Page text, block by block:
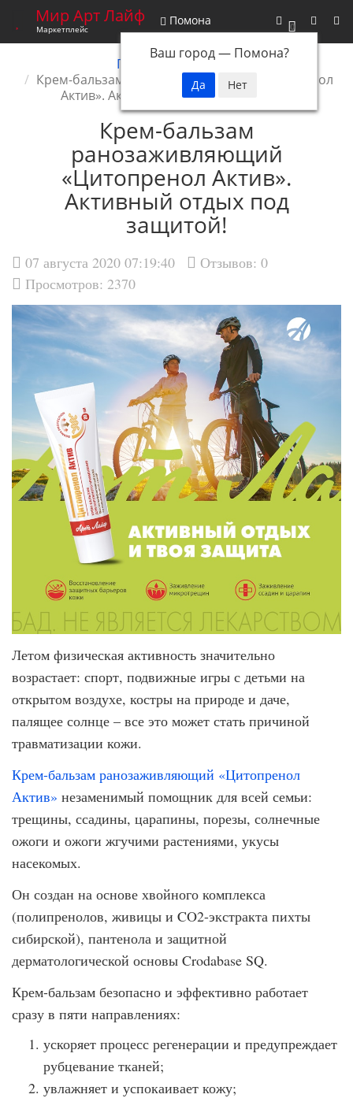
0
Мир Арт Лайф
Маркетплейс
Помона
Ваш город — Помона?
Главная
Новости
Крем-бальзам ранозаживляющий «Цитопренол
Актив». Активный отдых под защитой!
Крем-бальзам
ранозаживляющий
«Цитопренол Актив».
Активный отдых под
защитой!
07 августа 2020 07:19:40 Отзывов: 0
Просмотров: 2370
Летом физическая активность значительно
возрастает: спорт, подвижные игры с детьми на
открытом воздухе, костры на природе и даче,
палящее солнце – все это может стать причиной
травматизации кожи.
Крем-бальзам ранозаживляющий «Цитопренол
Актив» незаменимый помощник для всей семьи:
трещины, ссадины, царапины, порезы, солнечные
ожоги и ожоги жгучими растениями, укусы
насекомых.
Он создан на основе хвойного комплекса
(полипренолов, живицы и CO2-экстракта пихты
сибирской), пантенола и защитной
дерматологической основы Crodabase SQ.
Крем-бальзам безопасно и эффективно работает
сразу в пяти направлениях:
ускоряет процесс регенерации и предупреждает
рубцевание тканей;
увлажняет и успокаивает кожу;